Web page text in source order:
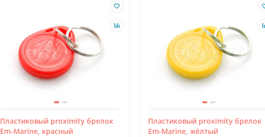
Пластиковый proximity брелок
Em-Marine, красный
Пластиковый proximity брелок
Em-Marine, жёлтый